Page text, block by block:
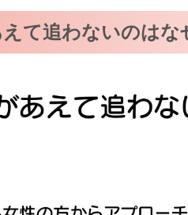
て追わないのはな